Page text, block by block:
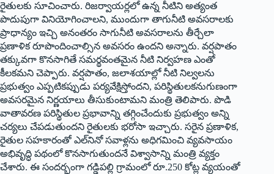
రైతులకు సూచించారు. రిజర్వాయర్లలో ఉన్న నీటిని అత్యంత
పొదుపుగా వినియోగించాలని, ముందుగా తాగునీటి అవసరాలకు
ప్రాధాన్యం ఇచ్చి అనంతరం సాగునీటి అవసరాలను తీర్చేలా
ప్రణాళిక రూపొందించాల్సిన అవసరం ఉందని అన్నారు. వర్షపాతం
తక్కువగా కొనసాగితే సమర్థవంతమైన నీటి నిర్వహణ ఎంతో
కీలకమని చెప్పారు. వర్షపాతం, జలాశయాల్లో నీటి నిల్వలను
ప్రభుత్వం ఎప్పటికప్పుడు పర్యవేక్షిస్తోందని, పరిస్థితులకనుగుణంగా
అవసరమైన నిర్ణయాలు తీసుకుంటామని మంత్రి తెలిపారు. పొడి
వాతావరణ పరిస్థితుల ప్రభావాన్ని తగ్గించేందుకు ప్రభుత్వం అన్ని
చర్యలు చేపడుతుందని రైతులకు భరోసా ఇచ్చారు. సరైన ప్రణాళిక,
రైతుల సహకారంతో ఎల్‌నినో సవాళ్లను అధిగమించి వ్యవసాయం
అభివృద్ధి పథంలో కొనసాగుతుందనే విశ్వాసాన్ని మంత్రి వ్యక్తం
చేశారు. ఈ సందర్భంగా గడ్డిపల్లి గ్రామంలో రూ.250 కోట్ల వ్యయంతో